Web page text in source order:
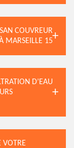
COUVREUR
MARSEILLE 15
D’EAU
VOTRE